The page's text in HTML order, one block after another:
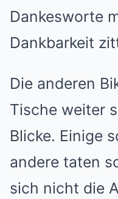
Dankesworte
Dankbarkeit
Die anderen
Tische weiter
Blicke. Einige
andere taten
sich nicht die